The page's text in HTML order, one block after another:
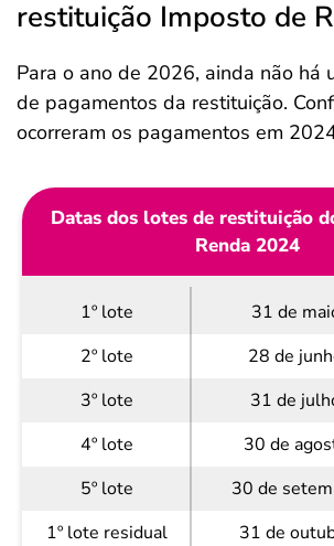
restituição Imposto de
Para o ano de 2026, ainda não há
de pagamentos da restituição.
ocorreram os pagamentos em
Datas dos lotes de restituição
Renda 2024
1º lote
31 de
2º lote
28 de
3º lote
31 de
4º lote
30 de
5º lote
30 de
1º lote residual
31 de